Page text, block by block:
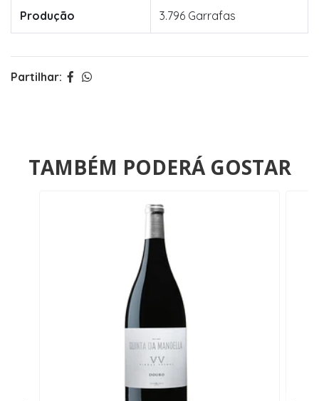
Produção 3.796 Garrafas
Partilhar:
TAMBÉM PODERÁ GOSTAR